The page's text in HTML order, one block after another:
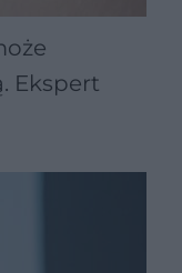
Ekspert